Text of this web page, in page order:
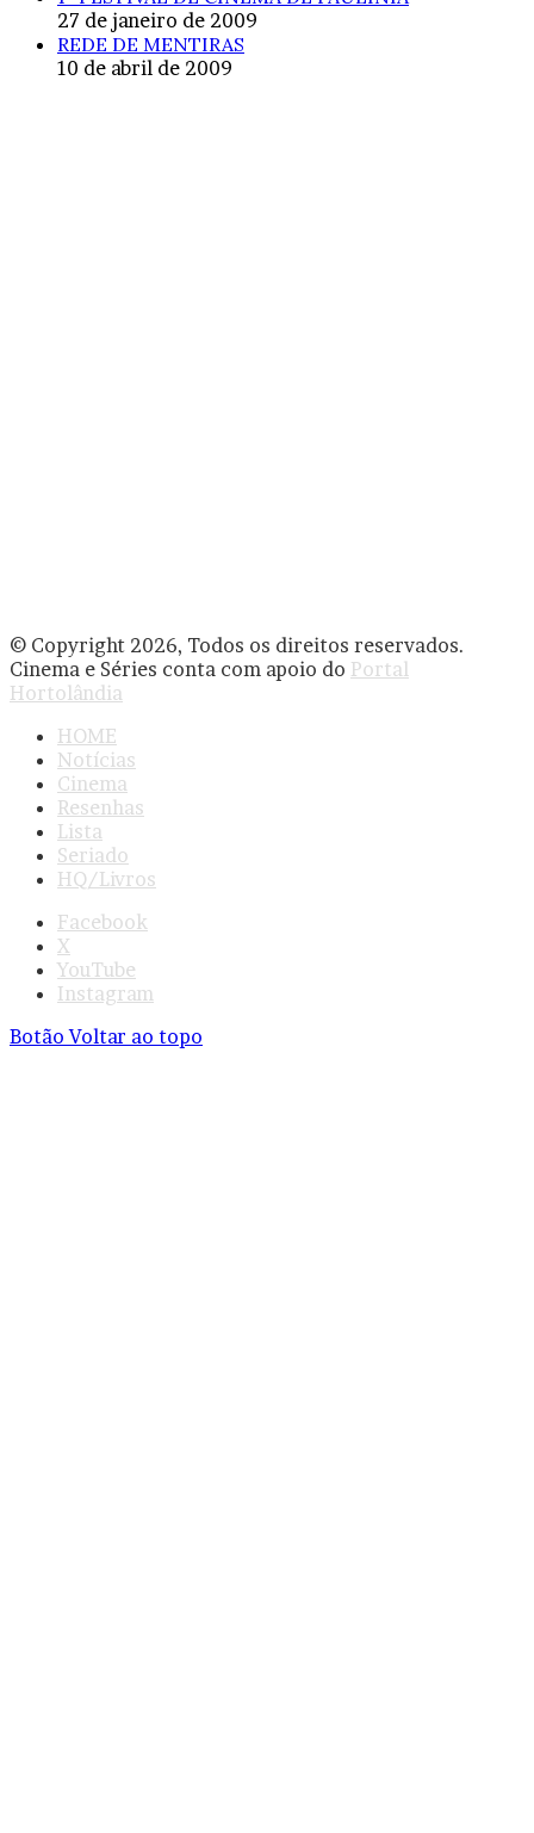
27 de janeiro de 2009
REDE DE MENTIRAS
10 de abril de 2009
© Copyright 2026, Todos os direitos reservados.
Cinema e Séries conta com apoio do Portal
Hortolândia
HOME
Notícias
Cinema
Resenhas
Lista
Seriado
HQ/Livros
Facebook
X
YouTube
Instagram
Botão Voltar ao topo